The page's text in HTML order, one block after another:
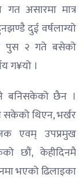
गत असारमा मात्र
दुई वर्षलाग्यो
पुस २ गते बसेको
ग¥यो ।
बनिसकेको छैन ।
सकेको थिएन, भर्खर
एवम् उपप्रमुख
छौं, केहीदिनमै
भएको ढिलाइका